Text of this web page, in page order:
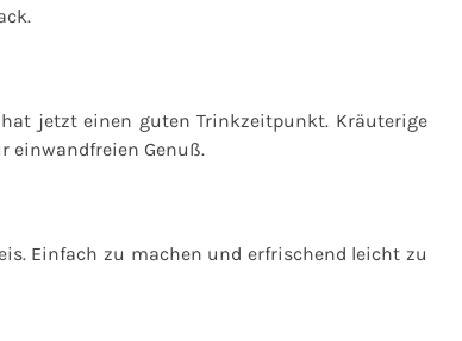
jetzt einen guten Trinkzeitpunkt. Kräuterige
einwandfreien Genuß.
Einfach zu machen und erfrischend leicht zu